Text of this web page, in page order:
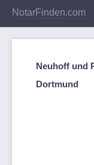
NotarFinden.com
Neuhoff und
Dortmund